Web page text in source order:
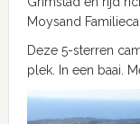
Moysand
Deze 5-sterren
plek. In een baai.